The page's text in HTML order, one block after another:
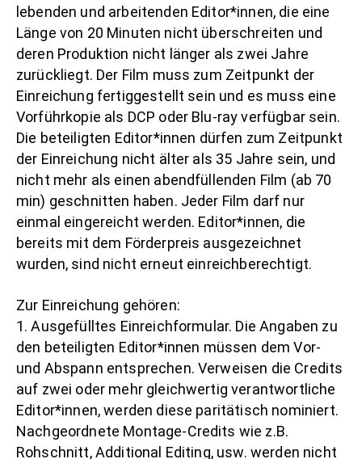
lebenden und arbeitenden Editor*innen, die eine
Länge von 20 Minuten nicht überschreiten und
deren Produktion nicht länger als zwei Jahre
zurückliegt. Der Film muss zum Zeitpunkt der
Einreichung fertiggestellt sein und es muss eine
Vorführkopie als DCP oder Blu-ray verfügbar sein.
Die beteiligten Editor*innen dürfen zum Zeitpunkt
der Einreichung nicht älter als 35 Jahre sein, und
nicht mehr als einen abendfüllenden Film (ab 70
min) geschnitten haben. Jeder Film darf nur
einmal eingereicht werden. Editor*innen, die
bereits mit dem Förderpreis ausgezeichnet
wurden, sind nicht erneut einreichberechtigt.
Zur Einreichung gehören:
1. Ausgefülltes Einreichformular. Die Angaben zu
den beteiligten Editor*innen müssen dem Vor-
und Abspann entsprechen. Verweisen die Credits
auf zwei oder mehr gleichwertig verantwortliche
Editor*innen, werden diese paritätisch nominiert.
Nachgeordnete Montage-Credits wie z.B.
Rohschnitt, Additional Editing, usw. werden nicht